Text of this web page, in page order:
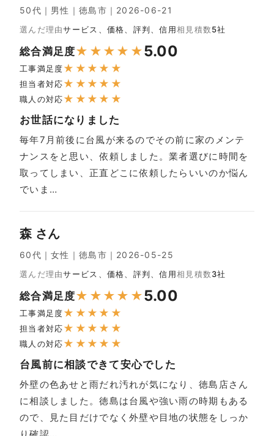
50代｜男性｜徳島市｜2026-06-21
選んだ理由サービス、価格、評判、信用相見積数5社
総合満足度★ ★ ★ ★ ★5.00
工事満足度★ ★ ★ ★ ★
担当者対応★ ★ ★ ★ ★
職人の対応★ ★ ★ ★ ★
お世話になりました
毎年7月前後に台風が来るのでその前に家のメンテ
ナンスをと思い、依頼しました。業者選びに時間を
取ってしまい、正直どこに依頼したらいいのか悩ん
でいま…
森 さん
60代｜女性｜徳島市｜2026-05-25
選んだ理由サービス、価格、評判、信用相見積数3社
総合満足度★ ★ ★ ★ ★5.00
工事満足度★ ★ ★ ★ ★
担当者対応★ ★ ★ ★ ★
職人の対応★ ★ ★ ★ ★
台風前に相談できて安心でした
外壁の色あせと雨だれ汚れが気になり、徳島店さん
に相談しました。徳島は台風や強い雨の時期もある
ので、見た目だけでなく外壁や目地の状態をしっか